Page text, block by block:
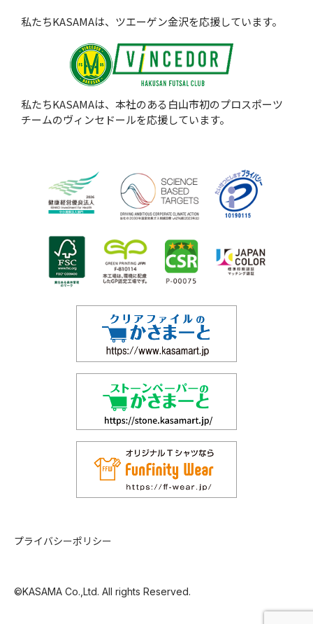
私たちKASAMAは、ツエーゲン金沢を応援しています。
私たちKASAMAは、本社のある白山市初のプロスポーツ
チームのヴィンセドールを応援しています。
©KASAMA Co.,Ltd. All rights Reserved.
プライバシーポリシー